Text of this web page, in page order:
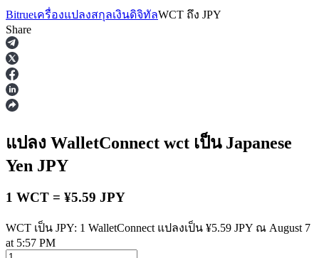
ฟิวเจอร์ส
Bitrueเครื่องแปลงสกุลเงินดิจิทัลWCT ถึง JPY
Share
แปลง WalletConnect wct เป็น Japanese
Yen JPY
1 WCT = ¥5.59 JPY
WCT เป็น JPY: 1 WalletConnect แปลงเป็น ¥5.59 JPY ณ August 7
at 5:57 PM